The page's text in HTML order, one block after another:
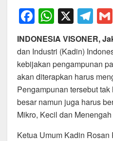
F
a
c
e
b
o
o
k
W
h
at
s
A
p
p
X T
el
e
gr
a
m
INDONESIA VISONER,
dan Industri (Kadin)
kebijakan pengampunan
akan diterapkan harus
Pengampunan tersebut
besar namun juga harus
Mikro, Kecil dan
Ketua Umum Kadin Rosan